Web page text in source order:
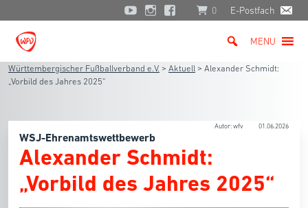
0 E-Postfach
MENU
Württembergischer Fußballverband e.V. > Aktuell > Alexander Schmidt:
„Vorbild des Jahres 2025“
Autor: wfv 01.06.2026
WSJ-Ehrenamtswettbewerb
Alexander Schmidt:
„Vorbild des Jahres 2025“